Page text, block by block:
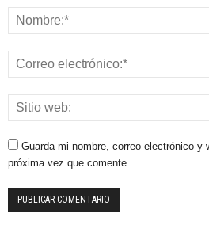
Guarda mi nombre, correo electrónico y
próxima vez que comente.